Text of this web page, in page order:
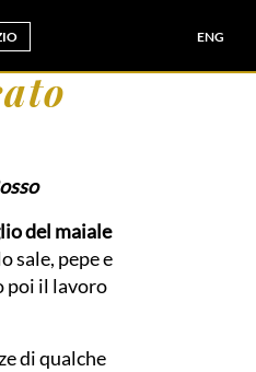
ENG
del maiale
sale, pepe e
poi il lavoro
di qualche